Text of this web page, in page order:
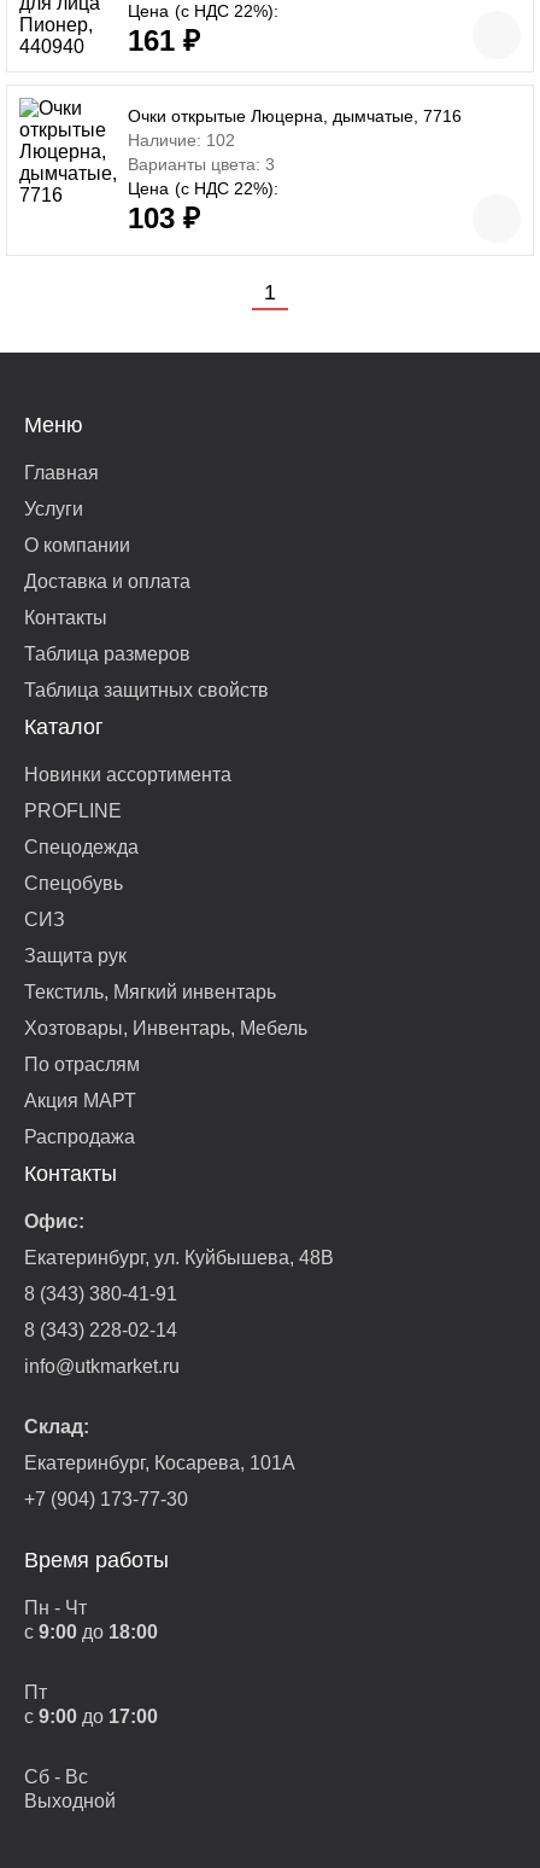
Цена (с НДС 22%):
161 ₽
Очки открытые Люцерна, дымчатые, 7716
Наличие: 102
Варианты цвета: 3
Цена (с НДС 22%):
103 ₽
1
Меню
Главная
Услуги
О компании
Доставка и оплата
Контакты
Таблица размеров
Таблица защитных свойств
Каталог
Новинки ассортимента
PROFLINE
Спецодежда
Спецобувь
СИЗ
Защита рук
Текстиль, Мягкий инвентарь
Хозтовары, Инвентарь, Мебель
По отраслям
Акция МАРТ
Распродажа
Контакты
Офис:
Екатеринбург, ул. Куйбышева, 48В
8 (343) 380-41-91
8 (343) 228-02-14
info@utkmarket.ru
Склад:
Екатеринбург, Косарева, 101А
+7 (904) 173-77-30
Время работы
Пн - Чт
с 9:00 до 18:00
Пт
с 9:00 до 17:00
Сб - Вс
Выходной